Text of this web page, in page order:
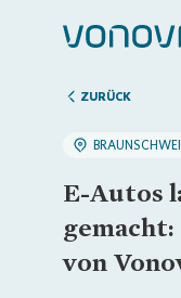
Zuhause
Mein Zuhause
ZURÜCK
E-Autos
gemacht:
von